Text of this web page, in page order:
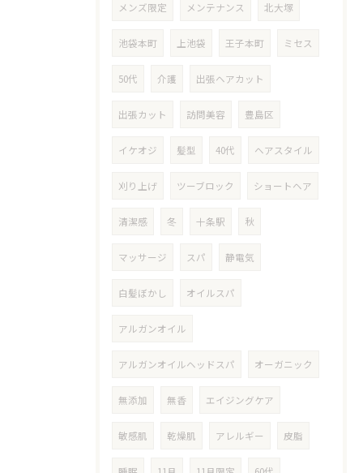
メンズ限定 メンテナンス 北大塚
池袋本町 上池袋 王子本町 ミセス
50代 介護 出張ヘアカット
出張カット 訪問美容 豊島区
イケオジ 髪型 40代 ヘアスタイル
刈り上げ ツーブロック ショートヘア
清潔感 冬 十条駅 秋
マッサージ スパ 静電気
白髪ぼかし オイルスパ
アルガンオイル
アルガンオイルヘッドスパ オーガニック
無添加 無香 エイジングケア
敏感肌 乾燥肌 アレルギー 皮脂